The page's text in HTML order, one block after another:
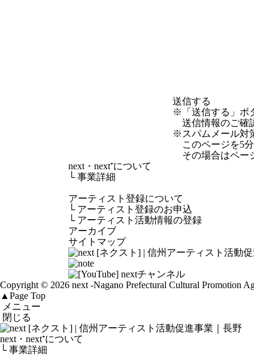
※「送信する」ボ
送信情報のご確
※スパムメール対
このページを5分
その場合はペー
next・next⁺について
└事業詳細
アーティスト登録について
└ アーティスト登録のお申込
└ アーティスト活動情報の登録
アーカイブ
サイトマップ
Copyright © 2026 next -Nagano Prefectural Cultural Promotion
▲ Page Top
メニュー
閉じる
next・next⁺について
└ 事業詳細